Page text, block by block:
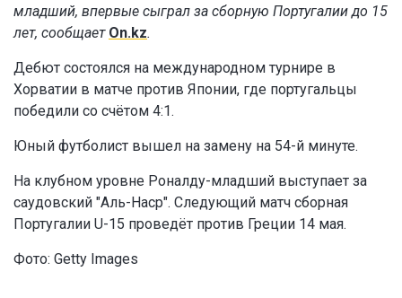
младший, впервые сыграл за сборную Португалии до 15
лет, сообщает On.kz.
Дебют состоялся на международном турнире в
Хорватии в матче против Японии, где португальцы
победили со счётом 4:1.
Юный футболист вышел на замену на 54-й минуте.
На клубном уровне Роналду-младший выступает за
саудовский "Аль-Наср". Следующий матч сборная
Португалии U-15 проведёт против Греции 14 мая.
Фото: Getty Images